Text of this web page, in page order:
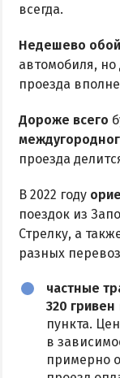
Цены 2026 по
Виндсерфинг
Поездки на
Затока
Каролино-
Лазурное
Скадовск
Хорлы
СЛУЖБА
всегда.
Недешево
автомобиля, но
проезда
Дороже всего
проезда
В 2022 году
поездок из
Стрелку, а
разных
частные
320 гривен
пункта.
в
примерно